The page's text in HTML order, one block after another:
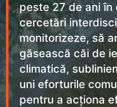
peste 27 de ani în
cercetări
monitorizeze, să
găsească căi de
climatică,
uni eforturile
pentru a acționa